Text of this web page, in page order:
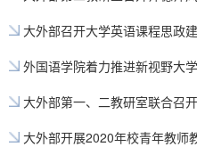
大外部召开大学英语课程思政